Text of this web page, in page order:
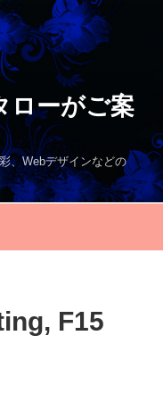
ローがご案
、Webデザインなどの
F15